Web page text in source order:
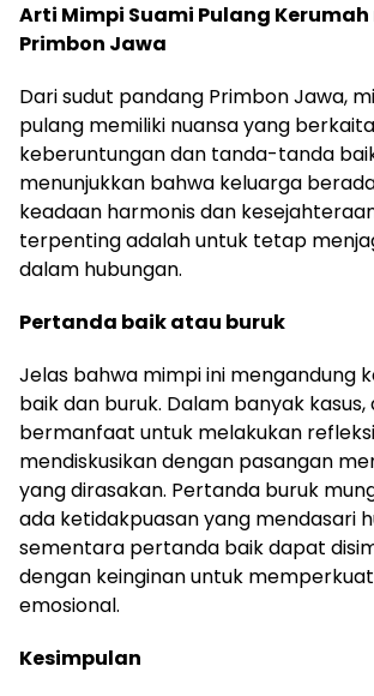
Arti Mimpi Suami Pulang
Primbon Jawa
Dari sudut pandang Primbon Jawa,
pulang memiliki nuansa yang
keberuntungan dan tanda-tanda
menunjukkan bahwa keluarga
keadaan harmonis dan
terpenting adalah untuk tetap
dalam hubungan.
Pertanda baik atau buruk
Jelas bahwa mimpi ini mengandung
baik dan buruk. Dalam banyak kasus,
bermanfaat untuk melakukan
mendiskusikan dengan pasangan
yang dirasakan. Pertanda buruk
ada ketidakpuasan yang mendasari
sementara pertanda baik dapat
dengan keinginan untuk
emosional.
Kesimpulan